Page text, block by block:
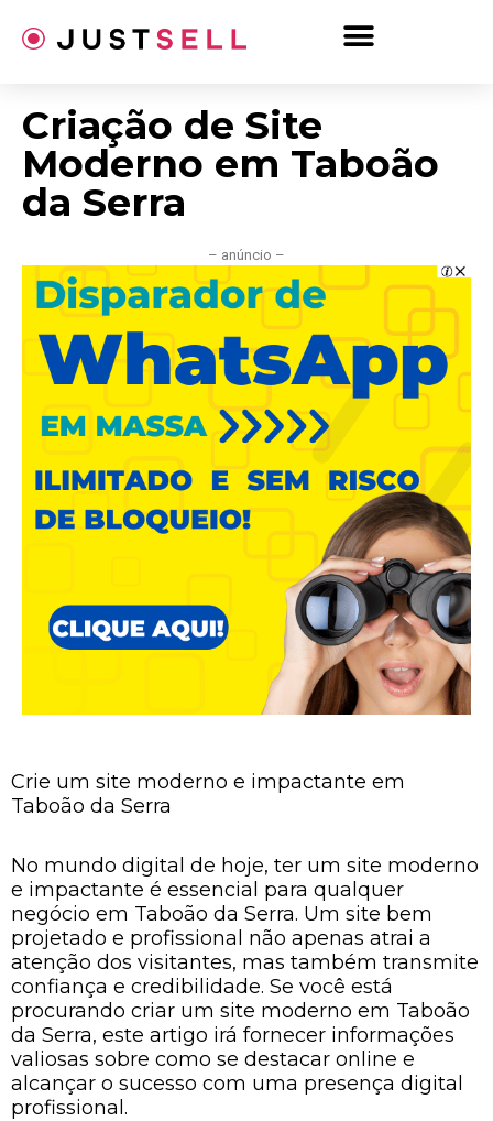
para
Criação de Site
Moderno em Taboão
da Serra
– anúncio –
Crie um site moderno e impactante em
Taboão da Serra
No mundo digital de hoje, ter um site moderno
e impactante é essencial para qualquer
negócio em Taboão da Serra. Um site bem
projetado e profissional não apenas atrai a
atenção dos visitantes, mas também transmite
confiança e credibilidade. Se você está
procurando criar um site moderno em Taboão
da Serra, este artigo irá fornecer informações
valiosas sobre como se destacar online e
alcançar o sucesso com uma presença digital
profissional.